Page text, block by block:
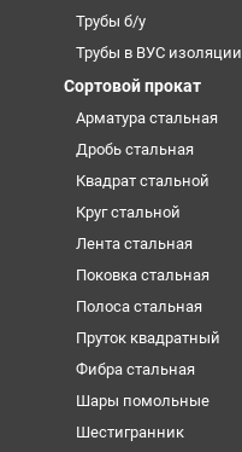
Трубы б/у
Трубы в ВУС изоляции
Сортовой прокат
Арматура стальная
Дробь стальная
Квадрат стальной
Круг стальной
Лента стальная
Поковка стальная
Полоса стальная
Пруток квадратный
Фибра стальная
Шары помольные
Шестигранник